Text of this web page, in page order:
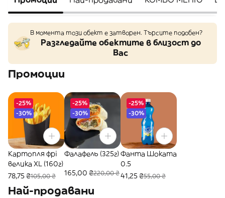
В момента този обект е затворен. Търсите подобен?
Разгледайте обектите в близост до
Вас
Промоции
-25%
-30%
Картопля фрі
велика XL (160г)
78,75 ₴105,00 ₴
-25%
-30%
Фалафель (325г)
165,00 ₴220,00 ₴
-25%
-30%
Фанта Шоката
0.5
41,25 ₴55,00 ₴
Най-продавани